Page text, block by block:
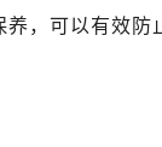
养，可以有效防